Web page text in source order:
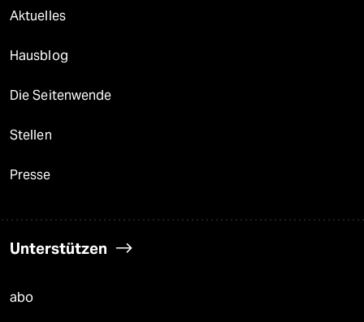
Aktuelles
Hausblog
Die Seitenwende
Stellen
Presse
Unterstützen
abo